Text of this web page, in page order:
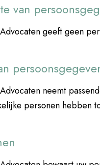
van
geeft geen
neemt
personen hebben